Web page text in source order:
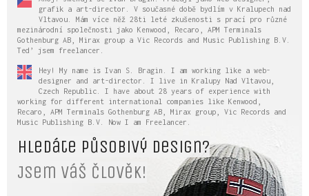
grafik a art-director. V současné době bydlím v Kralupech nad
Vltavou. Mám více něž 28ti leté zkušenosti s prací pro různé
mezinárodní společnosti jako Kenwood, Recaro, APM Terminals
Gothenburg AB, Mirax group a Vic Records and Music Publishing B.V.
Ted’ jsem freelancer.
Hey! My name is Ivan S. Bragin. I am working like a web-
designer and art-director. I live in Kralupy Nad Vltavou,
Czech Republic. I have about 28 years of experience with
working for different international companies like Kenwood,
Recaro, APM Terminals Gothenburg AB, Mirax group, Vic Records and
Music Publishing B.V. Now I am Freelancer.
Hledáte působivý design?
Jsem Váš člověk!